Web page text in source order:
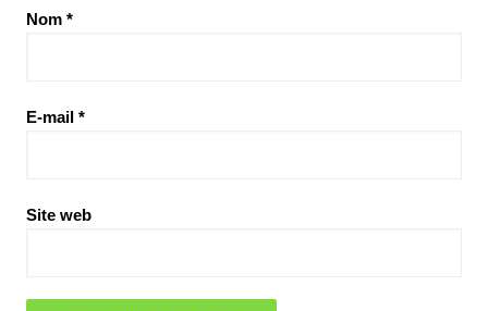
Nom *
E-mail *
Site web